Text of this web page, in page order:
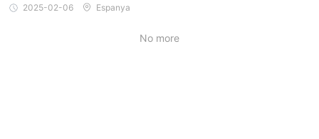
2025-02-06 Espanya
No more